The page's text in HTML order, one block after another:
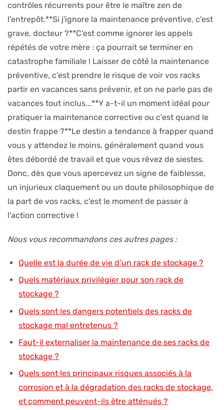
contrôles récurrents pour être le maître zen de
l'entrepôt.**Si j'ignore la maintenance préventive, c'est
grave, docteur ?**C'est comme ignorer les appels
répétés de votre mère : ça pourrait se terminer en
catastrophe familiale ! Laisser de côté la maintenance
préventive, c'est prendre le risque de voir vos racks
partir en vacances sans prévenir, et on ne parle pas de
vacances tout inclus...**Y a-t-il un moment idéal pour
pratiquer la maintenance corrective ou c'est quand le
destin frappe ?**Le destin a tendance à frapper quand
vous y attendez le moins, généralement quand vous
êtes débordé de travail et que vous rêvez de siestes.
Donc, dès que vous apercevez un signe de faiblesse,
un injurieux claquement ou un doute philosophique de
la part de vos racks, c'est le moment de passer à
l'action corrective !
Nous vous recommandons ces autres pages :
Quelle est la durée de vie d’un rack de stockage ?
Quels matériaux privilégier pour son rack de
stockage ?
Quels sont les dangers potentiels des racks de
stockage mal entretenus ?
Faut-il externaliser la maintenance de ses racks de
stockage ?
Quels sont les principaux risques associés à la
corrosion et à la dégradation des racks de stockage,
et comment peuvent-ils être atténués ?